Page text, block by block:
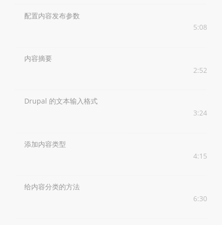
配置内容发布参数
5:08
内容摘要
2:52
Drupal 的文本输入格式
3:24
添加内容类型
4:15
给内容分类的方法
6:30